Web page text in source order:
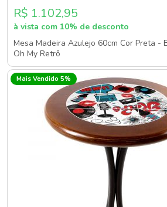
R$ 1.102,95
à vista com 10% de desconto
Mesa Madeira Azulejo 60cm Cor Preta -
Oh My Retrô
Mais Vendido 5%